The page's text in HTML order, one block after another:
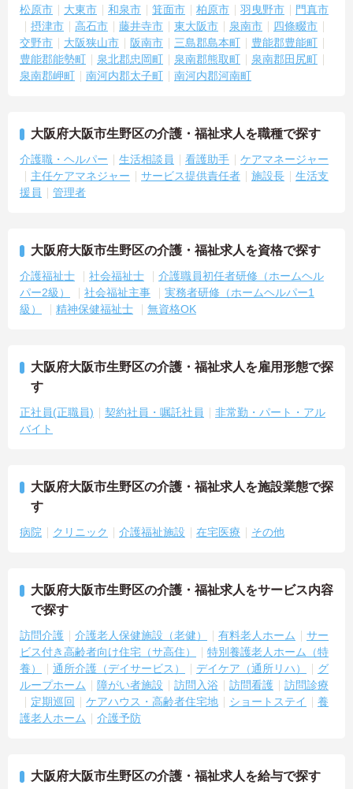
松原市
大東市 和泉市 箕面市 柏原市 羽曳野市
門真市
摂津市
高石市 藤井寺市 東大阪市 泉南市
四條畷市
交野市
大阪狭山市 阪南市 三島郡島本町
豊能郡豊能町
豊能郡能勢町
泉北郡忠岡町 泉南郡熊取町
泉南郡田尻町
泉南郡岬町
南河内郡太子町 南河内郡河南町
大阪府大阪市生野区の介護・福祉求人を職種で探す
介護職・ヘルパー 生活相談員 看護助手
ケアマネージャー
主任ケアマネジャー
サービス提供責任者 施設長
生活支
援員
管理者
大阪府大阪市生野区の介護・福祉求人を資格で探す
介護福祉士 社会福祉士
介護職員初任者研修（ホームヘル
パー2級）
社会福祉主事
実務者研修（ホームヘルパー1
級）
精神保健福祉士 無資格OK
大阪府大阪市生野区の介護・福祉求人を雇用形態で探
す
正社員(正職員) 契約社員・嘱託社員
非常勤・パート・アル
バイト
大阪府大阪市生野区の介護・福祉求人を施設業態で探
す
病院 クリニック 介護福祉施設 在宅医療 その他
大阪府大阪市生野区の介護・福祉求人をサービス内容
で探す
訪問介護 介護老人保健施設（老健） 有料老人ホーム
サー
ビス付き高齢者向け住宅（サ高住）
特別養護老人ホーム（特
養）
通所介護（デイサービス） デイケア（通所リハ）
グ
ループホーム
障がい者施設 訪問入浴 訪問看護
訪問診療
定期巡回
ケアハウス・高齢者住宅地 ショートステイ
養
護老人ホーム
介護予防
大阪府大阪市生野区の介護・福祉求人を給与で探す